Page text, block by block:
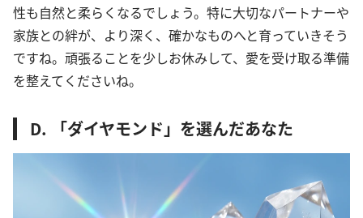
性も自然と柔らくなるでしょう。特に大切なパートナーや
家族との絆が、より深く、確かなものへと育っていきそう
ですね。頑張ることを少しお休みして、愛を受け取る準備
を整えてくださいね。
D. 「ダイヤモンド」を選んだあなた